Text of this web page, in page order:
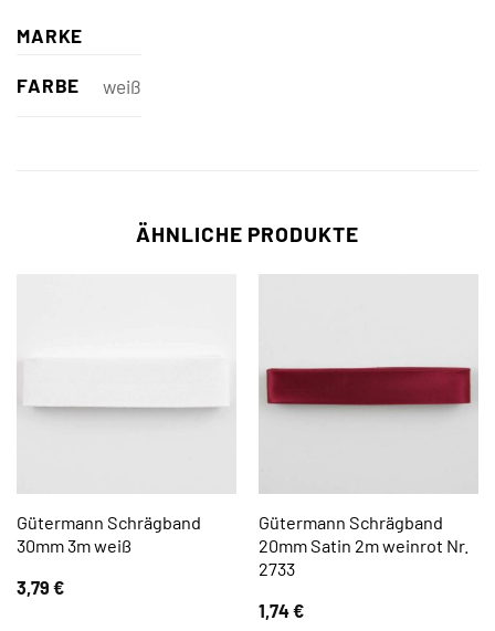
MARKE
FARBE weiß
ÄHNLICHE PRODUKTE
Gütermann Schrägband
30mm 3m weiß
3,79 €
Gütermann Schrägband
20mm Satin 2m weinrot Nr.
2733
1,74€